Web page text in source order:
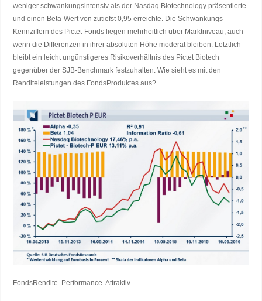
weniger schwankungsintensiv als der Nasdaq Biotechnology präsentierte
und einen Beta-Wert von zutiefst 0,95 erreichte. Die Schwankungs-
Kennziffern des Pictet-Fonds liegen mehrheitlich über Marktniveau, auch
wenn die Differenzen in ihrer absoluten Höhe moderat bleiben. Letztlich
bleibt ein leicht ungünstigeres Risikoverhältnis des Pictet Biotech
gegenüber der SJB-Benchmark festzuhalten. Wie sieht es mit den
Renditeleistungen des FondsProduktes aus?
FondsRendite. Performance. Attraktiv.